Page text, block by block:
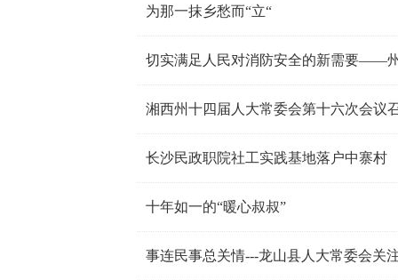
为那一抹乡愁而“立“
切实满足人民对消防安全的新需要——
湘西州十四届人大常委会第十六次会议
长沙民政职院社工实践基地落户中寨村
十年如一的“暖心叔叔”
事连民事总关情---龙山县人大常委会关